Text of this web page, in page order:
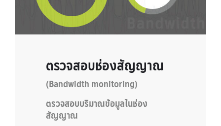
ตรวจสอบช่องสัญญาณ
(Bandwidth monitoring)
ตรวจสอบบริมาณข้อมูลในช่อง
สัญญาณ